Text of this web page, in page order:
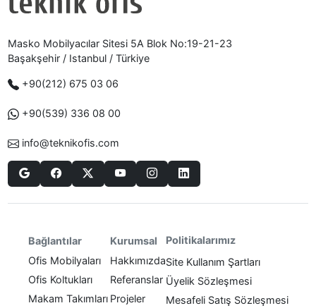
Masko Mobilyacılar Sitesi 5A Blok No:19-21-23
Başakşehir / Istanbul / Türkiye
+90(212) 675 03 06
+90(539) 336 08 00
info@teknikofis.com
Bağlantılar
Ofis Mobilyaları
Ofis Koltukları
Makam Takımları
Kurumsal
Hakkımızda
Referanslar
Projeler
Politikalarımız
Site Kullanım Şartları
Üyelik Sözleşmesi
Mesafeli Satış Sözleşmesi